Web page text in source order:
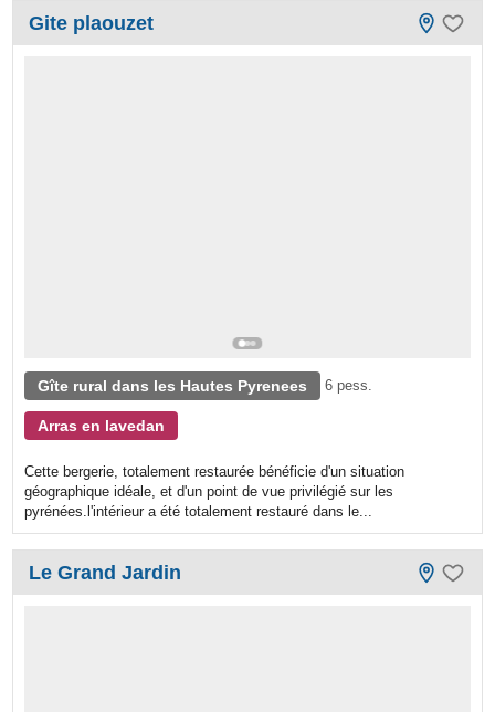
Gite plaouzet
Gîte rural dans les Hautes Pyrenees 6 pess.
Arras en lavedan
Cette bergerie, totalement restaurée bénéficie d'un situation
géographique idéale, et d'un point de vue privilégié sur les
pyrénées.l'intérieur a été totalement restauré dans le...
Le Grand Jardin